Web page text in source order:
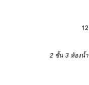
12
2 ชั้น 3 ห้องน้ำ